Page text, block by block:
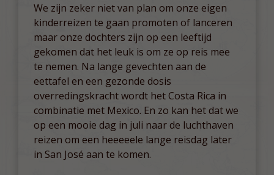
We zijn zeker niet van plan om onze eigen
kinderreizen te gaan promoten of lanceren
maar onze dochters zijn op een leeftijd
gekomen dat het leuk is om ze op reis mee
te nemen. Na lange gevechten aan de
eettafel en een gezonde dosis
overredingskracht wordt het Costa Rica in
combinatie met Mexico. En zo kan het dat we
op een mooie dag in juli naar de luchthaven
reizen om een heeeeele lange reisdag later
in San José aan te komen.